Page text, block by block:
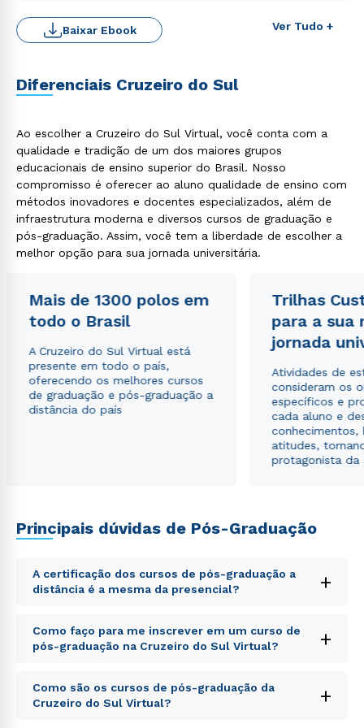
Ver Tudo +
Baixar Ebook
Diferenciais Cruzeiro do Sul
Ao escolher a Cruzeiro do Sul Virtual, você conta com a
qualidade e tradição de um dos maiores grupos
educacionais de ensino superior do Brasil. Nosso
compromisso é oferecer ao aluno qualidade de ensino com
métodos inovadores e docentes especializados, além de
infraestrutura moderna e diversos cursos de graduação e
pós-graduação. Assim, você tem a liberdade de escolher a
melhor opção para sua jornada universitária.
Mais de 1300 polos em
todo o Brasil
A Cruzeiro do Sul Virtual está
presente em todo o país,
oferecendo os melhores cursos
de graduação e pós-graduação a
distância do país
Trilhas
para a sua
jornada
Atividades de
consideram os
específicos e
cada aluno e
conhecimentos,
atitudes,
protagonista da
Principais dúvidas de Pós-Graduação
A certificação dos cursos de pós-graduação a
distância é a mesma da presencial?
+
Sed ut perspiciatis unde omnis iste natus error sit
voluptatem accusantium doloremque laudantium,
totam rem aperiam, eaque ipsa quae ab illo inventore
explicabo. Nemo enim ipsam voluptatem quia
voluptas sit aspernatur aut odit aut fugit, sed quia
Como faço para me inscrever em um curso de
pós-graduação na Cruzeiro do Sul Virtual?
+
Sed ut perspiciatis unde omnis iste natus error sit
voluptatem accusantium doloremque laudantium,
Como são os cursos de pós-graduação da
Cruzeiro do Sul Virtual?
+
Rápido e fácil
WhatsApp
ou
Estou de acordo com a
autorizo que meus dados sejam utilizados para o